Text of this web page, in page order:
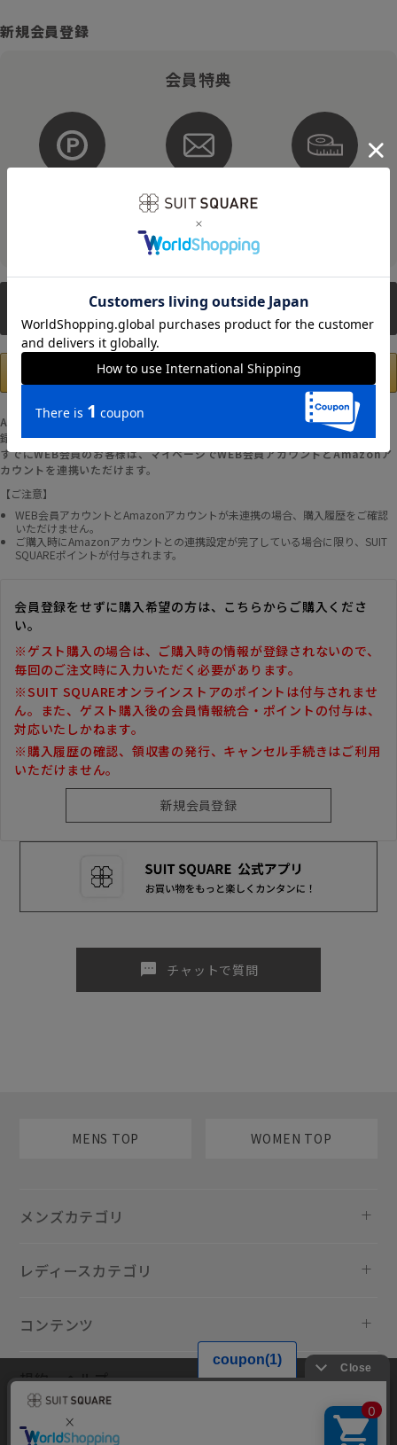
新規会員登録
会員特典
メルマガ配信
そのほかにもさまざまなキャンペーンを予定しています。
新規会員登録
Amazonアカウントの登録情報を使用して、お支払いおよび新規WEB会員登
録が可能です。
すでにWEB会員のお客様は、マイページでWEB会員アカウントとAmazonア
カウントを連携いただけます。
【ご注意】
WEB会員アカウントとAmazonアカウントが未連携の場合、購入履歴をご確認
いただけません。
ご購入時にAmazonアカウントとの連携設定が完了している場合に限り、SUIT
SQUAREポイントが付与されます。
会員登録をせずに購入希望の方は、こちらからご購入くださ
い。
※ゲスト購入の場合は、ご購入時の情報が登録されないので、
毎回のご注文時に入力いただく必要があります。
※SUIT SQUAREオンラインストアのポイントは付与されませ
ん。また、ゲスト購入後の会員情報統合・ポイントの付与は、
対応いたしかねます。
※購入履歴の確認、領収書の発行、キャンセル手続きはご利用
いただけません。
sms チャットで質問
MENS TOP WOMEN TOP
メンズカテゴリ
レディースカテゴリ
コンテンツ
規約・ヘルプ
当サイトでは利用体験の向上およびコンテンツの最適な提供、トラフィ
ックの分析を目的としてCookieを使用しています。サイトの閲覧を継続